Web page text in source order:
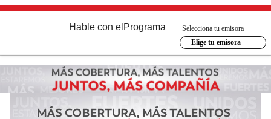
Hable con el Programa
Selecciona tu emisora
Elige tu emisora